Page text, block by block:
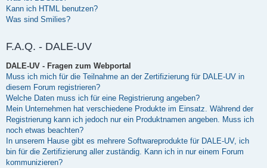
Kann ich HTML benutzen?
Was sind Smilies?
F.A.Q. - DALE-UV
DALE-UV - Fragen zum Webportal
Muss ich mich für die Teilnahme an der Zertifizierung für DALE-UV in
diesem Forum registrieren?
Welche Daten muss ich für eine Registrierung angeben?
Mein Unternehmen hat verschiedene Produkte im Einsatz. Während der
Registrierung kann ich jedoch nur ein Produktnamen angeben. Muss ich
noch etwas beachten?
In unserem Hause gibt es mehrere Softwareprodukte für DALE-UV, ich
bin für die Zertifizierung aller zuständig. Kann ich in nur einem Forum
kommunizieren?